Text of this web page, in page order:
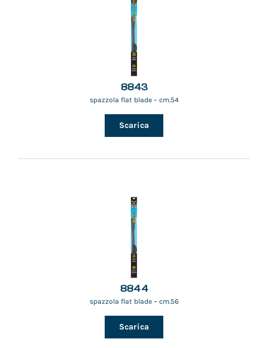
8843
spazzola flat blade – cm.54
Scarica
8844
spazzola flat blade – cm.56
Scarica